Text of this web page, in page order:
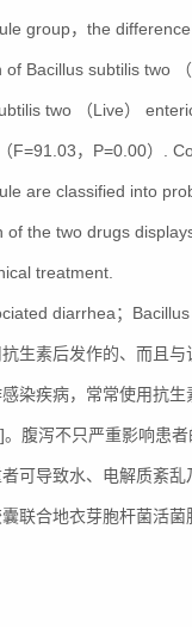
group，the
Bacillus subtilis two
two （Live）
F=91.03，P=0.00）.
are classified into
of the two drugs
treatment.
diarrhea；
生素后发作的、而且
染疾病，常常使用抗
腹泻不只严重影响患
可导致水、电解质紊
联合地衣芽胞杆菌活